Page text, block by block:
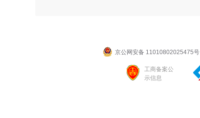
京公网安备 11010802025475号
工商备案公
示信息